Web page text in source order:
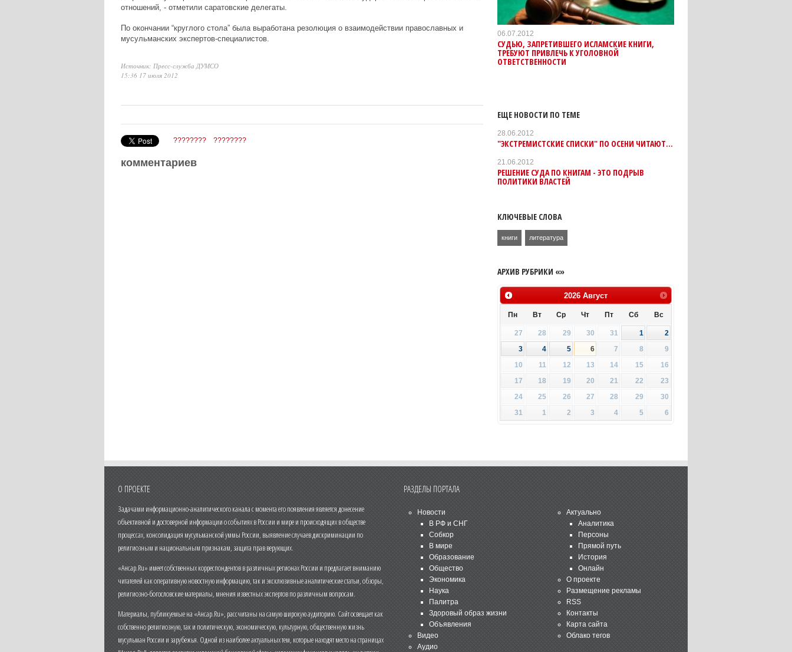
отношений, - отметили саратовские делегаты.
По окончании “круглого стола” была выработана резолюция о взаимодействии православных и
мусульманских экспертов-специалистов.
Источник: Пресс-служба ДУМСО
15:36 17 июля 2012
???????? ????????
комментариев
06.07.2012
СУДЬЮ, ЗАПРЕТИВШЕГО ИСЛАМСКИЕ КНИГИ,
ТРЕБУЮТ ПРИВЛЕЧЬ К УГОЛОВНОЙ
ОТВЕТСТВЕННОСТИ
ЕЩЕ НОВОСТИ ПО ТЕМЕ
28.06.2012
"ЭКСТРЕМИСТСКИЕ СПИСКИ" ПО ОСЕНИ ЧИТАЮТ…
21.06.2012
РЕШЕНИЕ СУДА ПО КНИГАМ - ЭТО ПОДРЫВ
ПОЛИТИКИ ВЛАСТЕЙ
КЛЮЧЕВЫЕ СЛОВА
книги литература
АРХИВ РУБРИКИ «»
2026 Август
Пн Вт Ср Чт Пт Сб Вс
27 28 29 30 31 1
2
3
4 5 6 7 8
9
10
11 12 13 14 15
16
17
18 19 20 21 22
23
24
25 26 27 28 29
30
31
1 2 3 4 5 6
О ПРОЕКТЕ
Задачами информационно-аналитического канала с момента его появления является донесение
объективной и достоверной информации о событиях в России и мире и происходящих в обществе
процессах, консолидация мусульманской уммы России, выявление случаев дискриминации по
религиозным и национальным признакам, защита прав верующих.
«Ансар.Ru» имеет собственных корреспондентов в различных регионах России и предлагает вниманию
читателей как оперативную новостную информацию, так и эксклюзивные аналитические статьи, обзоры,
религиозно-богословские материалы, мнения известных экспертов по различным вопросам.
Материалы, публикуемые на «Ансар.Ru», рассчитаны на самую широкую аудиторию. Сайт освещает как
собственно религиозную, так и политическую, экономическую, культурную, общественную жизнь
мусульман России и зарубежья. Одной из наиболее актуальных тем, которые находят место на страницах
РАЗДЕЛЫ ПОРТАЛА
Новости
В РФ и СНГ
Собкор
В мире
Образование
Общество
Экономика
Наука
Палитра
Здоровый образ жизни
Объявления
Видео
Аудио
Актуально
Аналитика
Персоны
Прямой путь
История
Онлайн
О проекте
Размещение рекламы
RSS
Контакты
Карта сайта
Облако тегов